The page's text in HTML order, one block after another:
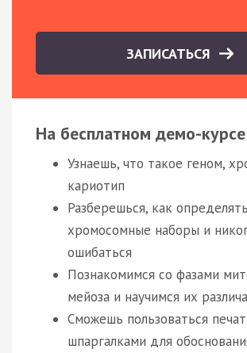
ЗАПИСАТЬСЯ
На бесплатном демо-
Узнаешь, что такое геном,
кариотип
Разберешься, как определять
хромосомные наборы и
ошибаться
Познакомимся со фазами
мейоза и научимся их
Сможешь пользоваться
шпаргалками для